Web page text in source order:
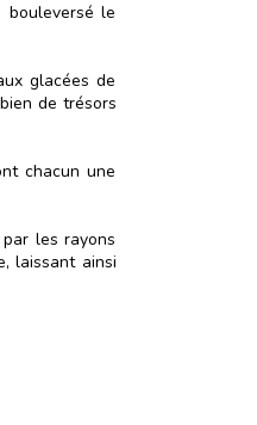
le
glacées de
de trésors
chacun une
les rayons
laissant ainsi